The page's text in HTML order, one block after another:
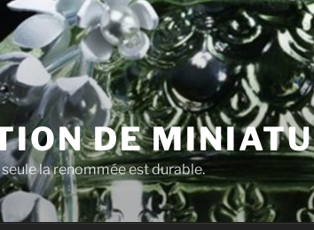
DE
la renommée est durable.